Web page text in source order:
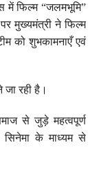
में फिल्म “जलमभूमि”
मुख्यमंत्री ने फिल्म
को शुभकामनाएँ एवं
रही है।
से जुड़े महत्वपूर्ण
के माध्यम से